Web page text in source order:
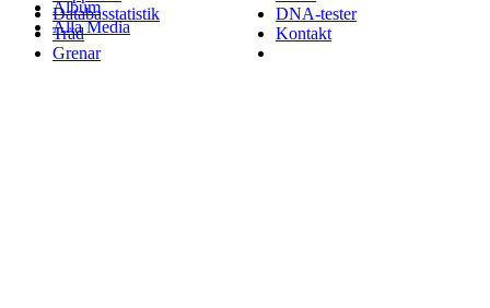
Album
Alla Media
Databasstatistik
Träd
Grenar
DNA-tester
Kontakt